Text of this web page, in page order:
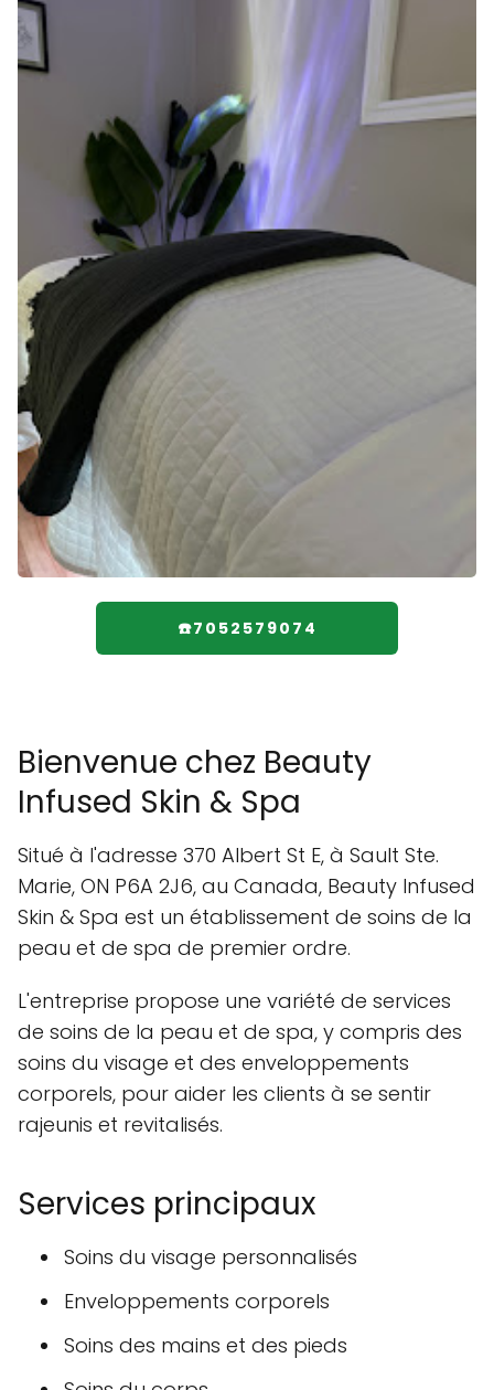
☎️7052579074
Bienvenue chez Beauty
Infused Skin & Spa
Situé à l'adresse 370 Albert St E, à Sault Ste.
Marie, ON P6A 2J6, au Canada, Beauty Infused
Skin & Spa est un établissement de soins de la
peau et de spa de premier ordre.
L'entreprise propose une variété de services
de soins de la peau et de spa, y compris des
soins du visage et des enveloppements
corporels, pour aider les clients à se sentir
rajeunis et revitalisés.
Services principaux
Soins du visage personnalisés
Enveloppements corporels
Soins des mains et des pieds